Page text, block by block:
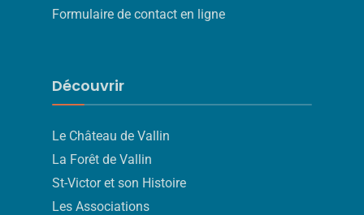
Formulaire de contact en ligne
Découvrir
Le Château de Vallin
La Forêt de Vallin
St-Victor et son Histoire
Les Associations